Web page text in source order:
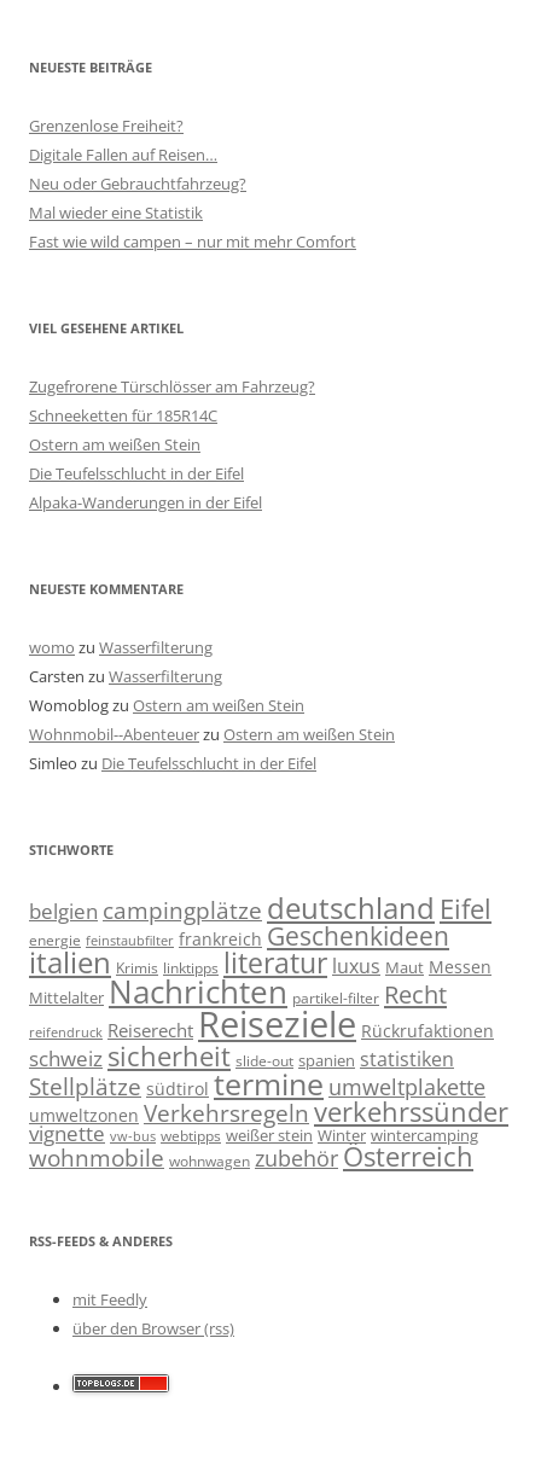
NEUESTE BEITRÄGE
Grenzenlose Freiheit?
Digitale Fallen auf Reisen…
Neu oder Gebrauchtfahrzeug?
Mal wieder eine Statistik
Fast wie wild campen – nur mit mehr Comfort
VIEL GESEHENE ARTIKEL
Zugefrorene Türschlösser am Fahrzeug?
Schneeketten für 185R14C
Ostern am weißen Stein
Die Teufelsschlucht in der Eifel
Alpaka-Wanderungen in der Eifel
NEUESTE KOMMENTARE
womo zu Wasserfilterung
Carsten zu Wasserfilterung
Womoblogzu Ostern am weißen Stein
Wohnmobil--Abenteuerzu Ostern am weißen Stein
Simleo zu Die Teufelsschlucht in der Eifel
STICHWORTE
belgien campingplätze deutschland Eifel
energie feinstaubfilter frankreich Geschenkideen
italien Krimis linktipps literatur luxus Maut Messen
Mittelalter Nachrichten partikel-filter Recht
reifendruck Reiserecht Reiseziele Rückrufaktionen
schweiz sicherheit slide-out spanien statistiken
Stellplätze südtirol termine umweltplakette
umweltzonen Verkehrsregeln verkehrssünder
vignette vw-bus webtipps weißer stein Winter wintercamping
wohnmobile wohnwagen zubehör Österreich
RSS-FEEDS & ANDERES
mit Feedly
über den Browser (rss)